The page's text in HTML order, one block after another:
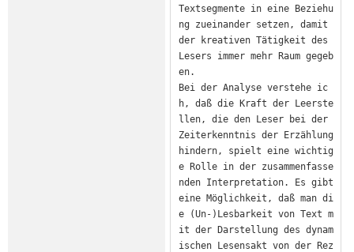
Textsegmente in eine Beziehu
ng zueinander setzen, damit
der kreativen Tätigkeit des
Lesers immer mehr Raum gegeb
en.
Bei der Analyse verstehe ic
h, daß die Kraft der Leerste
llen, die den Leser bei der
Zeiterkenntnis der Erzählung
hindern, spielt eine wichtig
e Rolle in der zusammenfasse
nden Interpretation. Es gibt
eine Möglichkeit, daß man di
e (Un-)Lesbarkeit von Text m
it der Darstellung des dynam
ischen Lesensakt von der Rez